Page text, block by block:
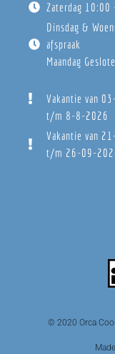
Zaterdag 10:00
Dinsdag &
afspraak
Maandag
Vakantie van
t/m 8-8-2026
Vakantie van
t/m 26-09-
© 2020 Orca